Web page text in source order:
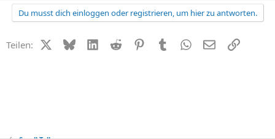
Du musst dich einloggen oder registrieren, um hier zu antworten.
Teilen: X (Twitter)
BlueskyLinkedIn
Reddit PinterestTumblr WhatsApp
E-MailLink